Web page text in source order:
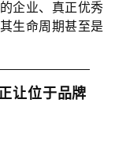
企业、真正优秀
生命周期甚至是
让位于品牌